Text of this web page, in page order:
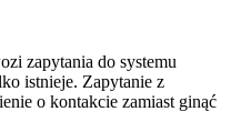
zapytania do systemu
istnieje. Zapytanie z
o kontakcie zamiast ginąć